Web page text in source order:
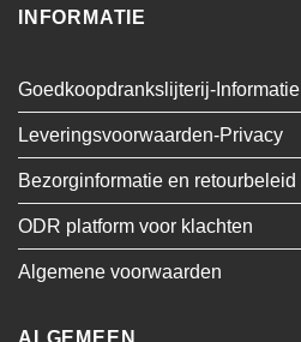
INFORMATIE
Goedkoopdrankslijterij-Informatie
Leveringsvoorwaarden-Privacy
Bezorginformatie en retourbeleid
ODR platform voor klachten
Algemene voorwaarden
ALGEMEEN